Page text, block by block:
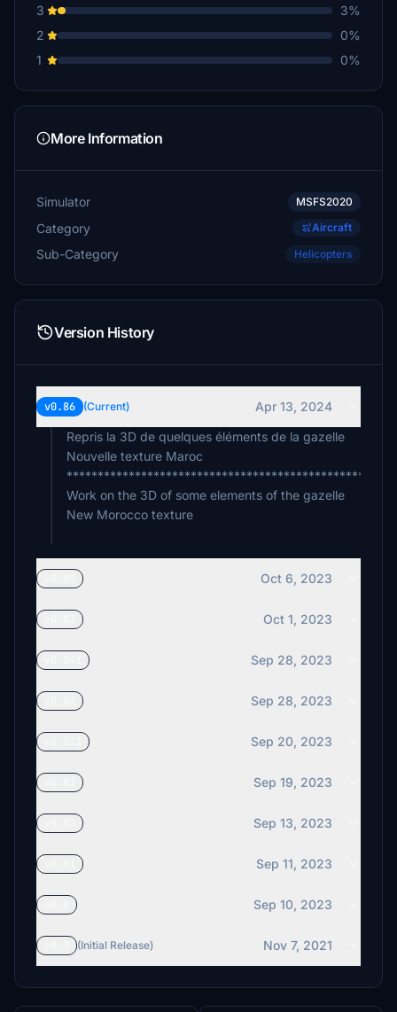
3
3%
2
0%
1
0%
More Information
Simulator MSFS2020
Category Aircraft
Sub-Category Helicopters
Version History
v0.86 (Current)
Apr 13, 2024
Repris la 3D de quelques éléments de la gazelle
Nouvelle texture Maroc
************************************************
Work on the 3D of some elements of the gazelle
New Morocco texture
Oct 6, 2023
Oct 1, 2023
Sep 28, 2023
Sep 28, 2023
Sep 20, 2023
Sep 19, 2023
Sep 13, 2023
Sep 11, 2023
Sep 10, 2023
(Initial Release) Nov 7, 2021